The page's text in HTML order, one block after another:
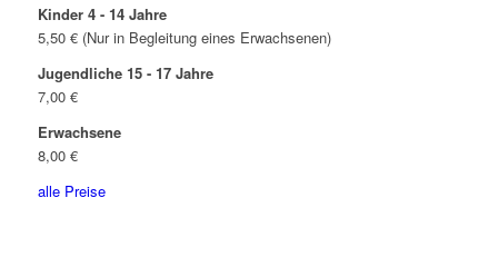
Kinder 4 - 14 Jahre
5,50 € (Nur in Begleitung eines Erwachsenen)
Jugendliche 15 - 17 Jahre
7,00 €
Erwachsene
8,00 €
alle Preise